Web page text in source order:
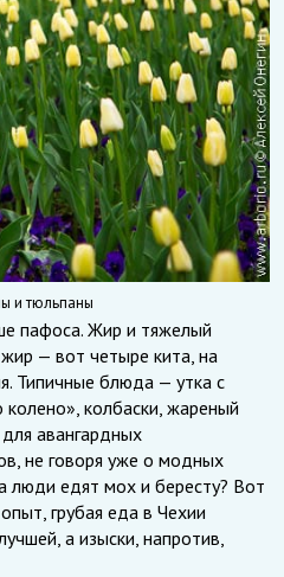
и тюльпаны
пафоса. Жир и тяжелый
— вот четыре кита, на
Типичные блюда — утка с
колено», колбаски, жареный
авангардных
не говоря уже о модных
люди едят мох и бересту? Вот
грубая еда в Чехии
а изыски, напротив,